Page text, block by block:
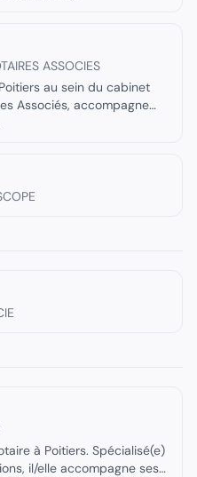
ASSOCIES
au sein du cabinet
Associés, accompagne
juridiques et
à Poitiers. Spécialisé(e)
il/elle accompagne ses